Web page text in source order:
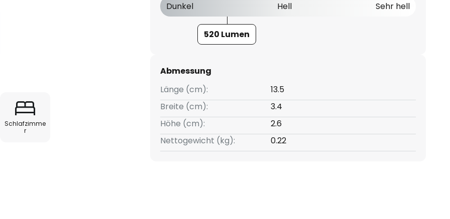
Ausleuchtung
ermöglicht der Strahler
externen Phasen-Dimmer
Funktionalität und
Wahl für anspruchsvolle
Schlafzimme
r
Dunkel
Hell Sehr hell
520 Lumen
Abmessung
Länge (cm):
13.5
Breite (cm):
3.4
Höhe (cm):
2.6
Nettogewicht (kg):
0.22